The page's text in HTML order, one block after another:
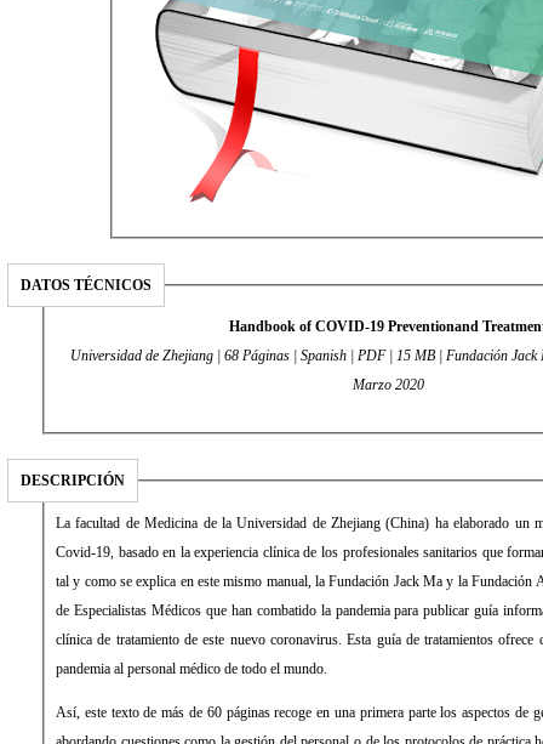
DATOS TÉCNICOS
Handbook of COVID-19 Preventionand
Universidad de Zhejiang | 68 Páginas | Spanish | PDF | 15 MB | Fundación
Marzo 2020
DESCRIPCIÓN
La facultad de Medicina de la Universidad de Zhejiang (China) ha elaborado un
Covid-19, basado en la experiencia clínica de los profesionales sanitarios que
tal y como se explica en este mismo manual, la Fundación Jack Ma y la Fundación
de Especialistas Médicos que han combatido la pandemia para publicar guía
clínica de tratamiento de este nuevo coronavirus. Esta guía de tratamientos ofrece
pandemia al personal médico de todo el mundo.
Así, este texto de más de 60 páginas recoge en una primera parte los aspectos de